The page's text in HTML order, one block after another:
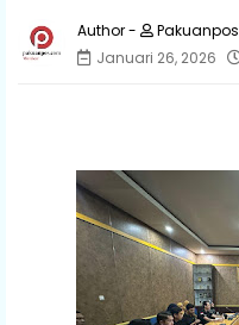
Pakuanpos
Januari 26, 2026